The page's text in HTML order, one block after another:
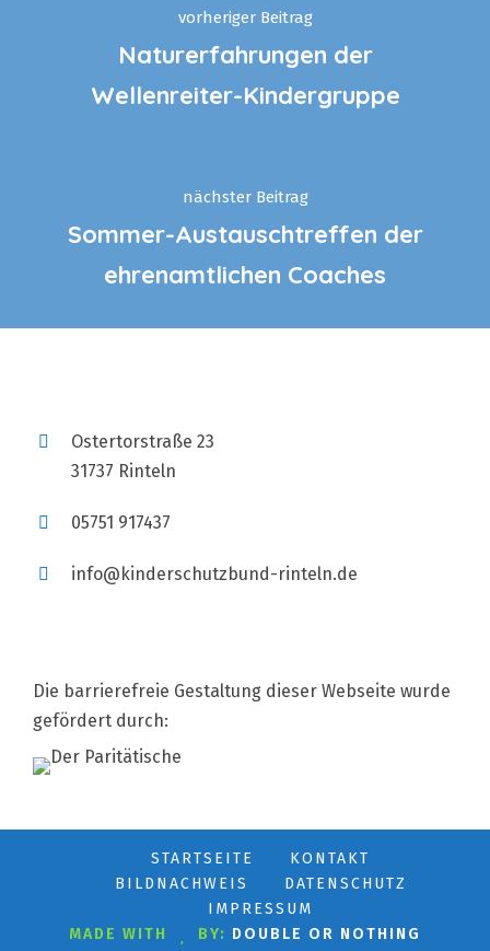
vorheriger Beitrag
Naturerfahrungen der
Wellenreiter-Kindergruppe
nächster Beitrag
Sommer-Austauschtreffen der
ehrenamtlichen Coaches
Ostertorstraße 23
31737 Rinteln
05751 917437
info@kinderschutzbund-rinteln.de
Die barrierefreie Gestaltung dieser Webseite wurde
gefördert durch:
STARTSEITE
KONTAKT
BILDNACHWEIS
DATENSCHUTZ
IMPRESSUM
MADE WITH
BY: DOUBLE OR NOTHING